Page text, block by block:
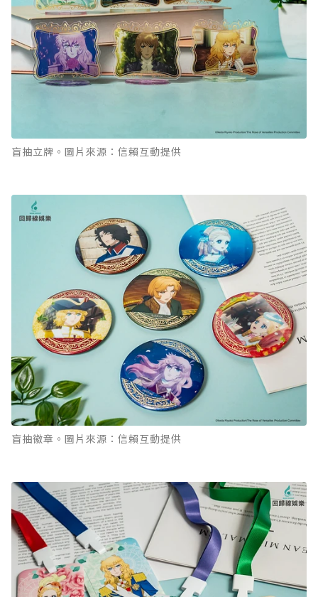
盲抽立牌。圖片來源：信賴互動提供
盲抽徽章。圖片來源：信賴互動提供